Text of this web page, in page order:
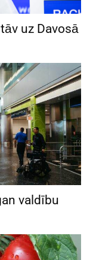
uz Davosā
valdību